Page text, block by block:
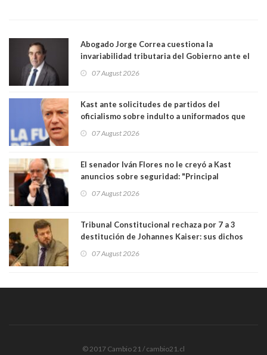
Abogado Jorge Correa cuestiona la
invariabilidad tributaria del Gobierno ante el
democracia” y "defendemos la alternancia en el
07 August 2026
Kast ante solicitudes de partidos del
oficialismo sobre indulto a uniformados que
07 August 2026
El senador Iván Flores no le creyó a Kast
anuncios sobre seguridad: "Principal
perseguir ruta del dinero y levantar secreto
07 August 2026
Tribunal Constitucional rechaza por 7 a 3
destitución de Johannes Kaiser: sus dichos
justicia constitucional porque no es diputado
07 August 2026
© 2017 Cambio 21 / cambio21.cl